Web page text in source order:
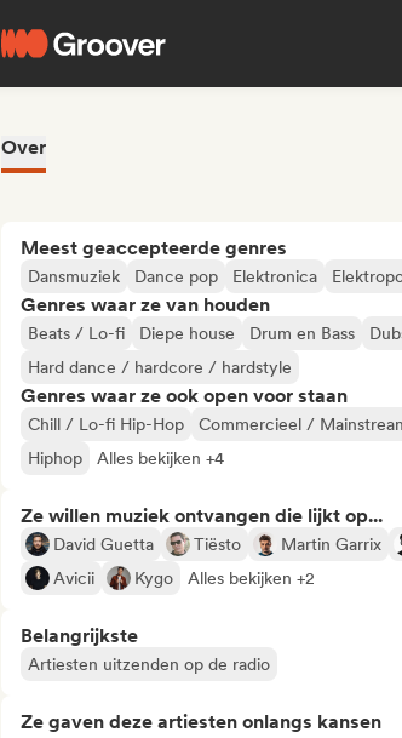
Over
Meest geaccepteerde genres
Dansmuziek Dance pop Elektronica
Genres waar ze van houden
Beats / Lo-fi Diepe house Drum en Bass
Hard dance / hardcore / hardstyle
Genres waar ze ook open voor staan
Chill / Lo-fi Hip-Hop Commercieel /
Hiphop
Alles bekijken +4
Ze willen muziek ontvangen die lijkt op...
David Guetta Tiësto Martin Garrix
Avicii
Kygo Alles bekijken +2
Belangrijkste
Artiesten uitzenden op de radio
Ze gaven deze artiesten onlangs kansen